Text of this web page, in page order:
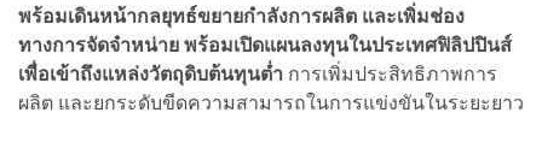
พร้อมเดินหน้ากลยุทธ์ขยายกำลังการผลิต และเพิ่มช่อง
ทางการจัดจำหน่าย พร้อมเปิดแผนลงทุนในประเทศฟิลิปปินส์
เพื่อเข้าถึงแหล่งวัตถุดิบต้นทุนต่ำ การเพิ่มประสิทธิภาพการ
ผลิต และยกระดับขีดความสามารถในการแข่งขันในระยะยาว